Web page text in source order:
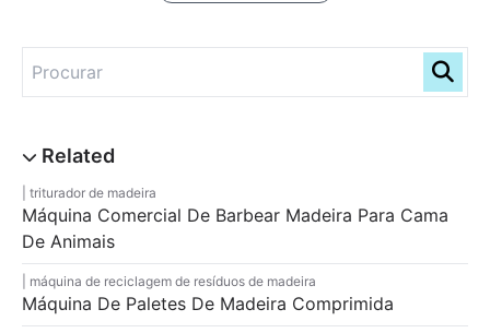
triturador de madeira
Máquina Comercial De Barbear Madeira Para Cama
De Animais
máquina de reciclagem de resíduos de madeira
Máquina De Paletes De Madeira Comprimida